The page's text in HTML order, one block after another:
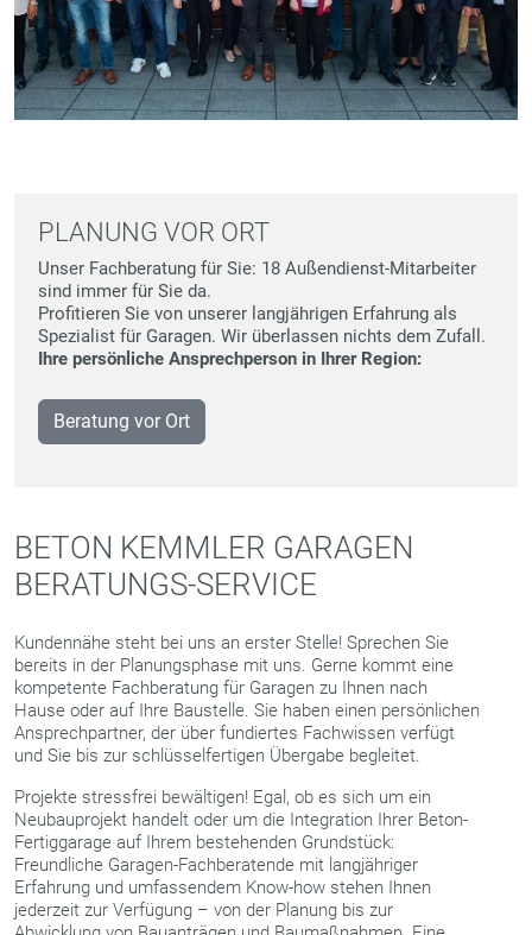
PLANUNG VOR ORT
Unser Fachberatung für Sie: 18 Außendienst-Mitarbeiter
sind immer für Sie da.
Profitieren Sie von unserer langjährigen Erfahrung als
Spezialist für Garagen. Wir überlassen nichts dem Zufall.
Ihre persönliche Ansprechperson in Ihrer Region:
Beratung vor Ort
BETON KEMMLER GARAGEN
BERATUNGS-SERVICE
Kundennähe steht bei uns an erster Stelle! Sprechen Sie
bereits in der Planungsphase mit uns. Gerne kommt eine
kompetente Fachberatung für Garagen zu Ihnen nach
Hause oder auf Ihre Baustelle. Sie haben einen persönlichen
Ansprechpartner, der über fundiertes Fachwissen verfügt
und Sie bis zur schlüsselfertigen Übergabe begleitet.
Projekte stressfrei bewältigen! Egal, ob es sich um ein
Neubauprojekt handelt oder um die Integration Ihrer Beton-
Fertiggarage auf Ihrem bestehenden Grundstück:
Freundliche Garagen-Fachberatende mit langjähriger
Erfahrung und umfassendem Know-how stehen Ihnen
jederzeit zur Verfügung – von der Planung bis zur